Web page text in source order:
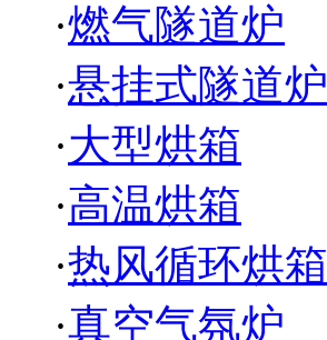
·燃气隧道炉
·悬挂式隧道炉
·大型烘箱
·高温烘箱
·热风循环烘箱
·真空气氛炉